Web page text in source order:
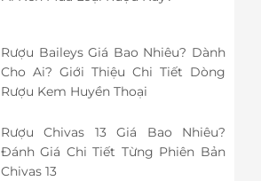
Rượu Baileys Giá Bao Nhiêu? Dành
Cho Ai? Giới Thiệu Chi Tiết Dòng
Rượu Kem Huyền Thoại
Rượu Chivas 13 Giá Bao Nhiêu?
Đánh Giá Chi Tiết Từng Phiên Bản
Chivas 13